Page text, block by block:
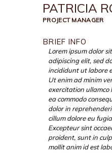
PATRICIA
PROJECT MANAGER
BRIEF INFO
Lorem ipsum dolor
adipiscing elit, sed
incididunt ut labore
Ut enim ad minim
exercitation ullamco
ea commodo
dolor in
cillum dolore eu
Excepteur sint
proident, sunt in
mollit anim id est